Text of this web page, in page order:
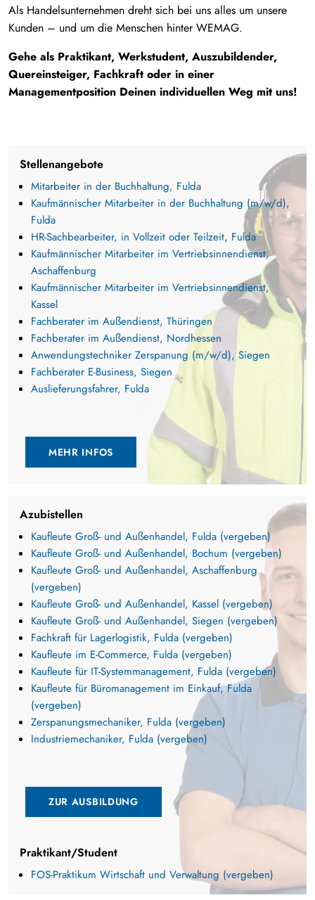
Als Handelsunternehmen dreht sich bei uns alles um unsere
Kunden – und um die Menschen hinter WEMAG.
Gehe als Praktikant, Werkstudent, Auszubildender,
Quereinsteiger, Fachkraft oder in einer
Managementposition Deinen individuellen Weg mit uns!
Stellenangebote
Mitarbeiter in der Buchhaltung, Fulda
Kaufmännischer Mitarbeiter in der Buchhaltung (m/w/d),
Fulda
HR-Sachbearbeiter, in Vollzeit oder Teilzeit, Fulda
Kaufmännischer Mitarbeiter im Vertriebsinnendienst,
Aschaffenburg
Kaufmännischer Mitarbeiter im Vertriebsinnendienst,
Kassel
Fachberater im Außendienst, Thüringen
Fachberater im Außendienst, Nordhessen
Anwendungstechniker Zerspanung (m/w/d), Siegen
Fachberater E-Business, Siegen
Auslieferungsfahrer, Fulda
MEHR INFOS
Azubistellen
Kaufleute Groß- und Außenhandel, Fulda (vergeben)
Kaufleute Groß- und Außenhandel, Bochum (vergeben)
Kaufleute Groß- und Außenhandel, Aschaffenburg
(vergeben)
Kaufleute Groß- und Außenhandel, Kassel (vergeben)
Kaufleute Groß- und Außenhandel, Siegen (vergeben)
Fachkraft für Lagerlogistik, Fulda (vergeben)
Kaufleute im E-Commerce, Fulda (vergeben)
Kaufleute für IT-Systemmanagement, Fulda (vergeben)
Kaufleute für Büromanagement im Einkauf, Fulda
(vergeben)
Zerspanungsmechaniker, Fulda (vergeben)
Industriemechaniker, Fulda (vergeben)
ZUR AUSBILDUNG
Praktikant/Student
FOS-Praktikum Wirtschaft und Verwaltung (vergeben)